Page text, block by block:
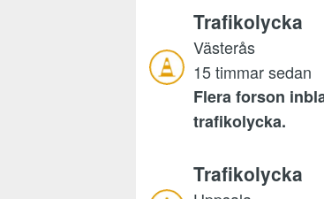
Trafikolycka
Västerås
15 timmar sedan
Flera forson
trafikolycka.
Trafikolycka